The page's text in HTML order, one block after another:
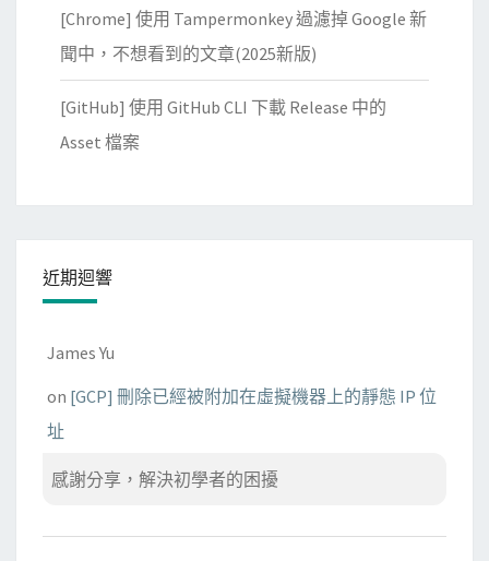
[Chrome] 使用 Tampermonkey 過濾掉 Google 新
聞中，不想看到的文章(2025新版)
[GitHub] 使用 GitHub CLI 下載 Release 中的
Asset 檔案
近期迴響
James Yu
on [GCP] 刪除已經被附加在虛擬機器上的靜態 IP 位
址
感謝分享，解決初學者的困擾